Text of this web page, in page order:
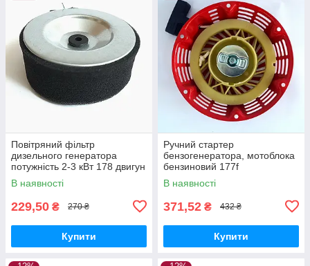
Повітряний фільтр
дизельного генератора
потужність 2-3 кВт 178 двигун
В наявності
229,50 ₴ 270 ₴
Купити
Ручний стартер
бензогенератора, мотоблока
бензиновий 177f
В наявності
371,52 ₴ 432 ₴
Купити